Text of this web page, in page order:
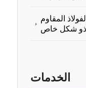
المقاوم
ذو شكل خاص
الخدمات